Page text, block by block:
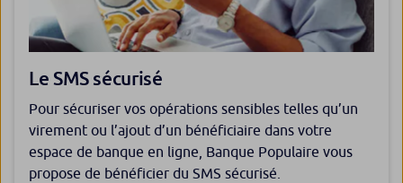
Le SMS sécurisé
Pour sécuriser vos opérations sensibles telles qu’un
virement ou l’ajout d’un bénéficiaire dans votre
espace de banque en ligne, Banque Populaire vous
propose de bénéficier du SMS sécurisé.